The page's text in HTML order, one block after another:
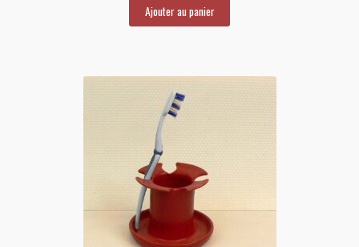
Ajouter au panier